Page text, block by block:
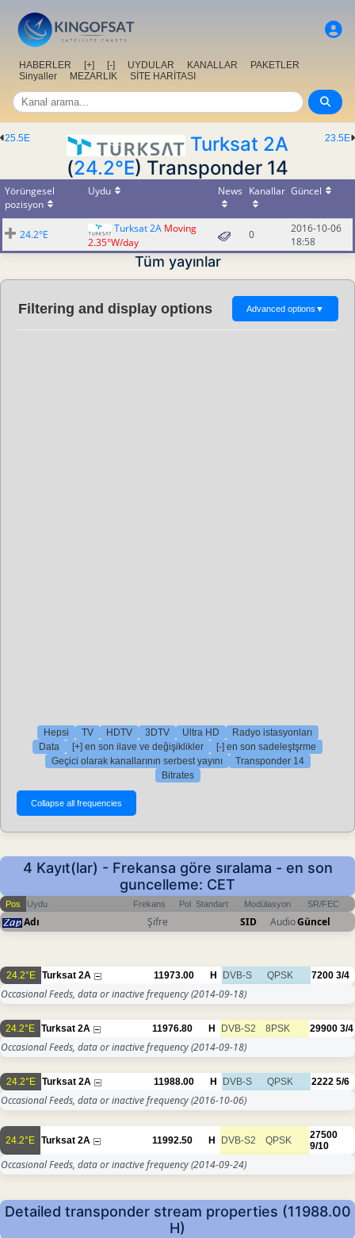
HABERLER [+] [-] UYDULAR KANALLAR
PAKETLER
Sinyaller
MEZARLIK SİTE HARİTASI
23.5E
25.5E
Turksat 2A
(24.2°E) Transponder 14
Yörüngesel
pozisyon
Uydu News Kanallar Güncel
24.2°E Turksat 2A Moving
2.35°W/day
0
2016-10-06
18:58
Tüm yayınlar
Filtering and display options Advanced options ▼
Hepsi TV HDTV 3DTV Ultra HD
Radyo istasyonları
Data
[+] en son ilave ve değişiklikler
[-] en son sadeleştşrme
Geçici olarak kanallarının serbest yayını
Transponder 14
Bitrates
4 Kayıt(lar) - Frekansa göre sıralama - en son
guncelleme: CET
Pos Uydu Frekans Pol Standart Modülasyon SR/FEC
Adı Şifre SID AudioGüncel
24.2°E Turksat 2A 11973.00 H DVB-S QPSK 7200 3/4
Occasional Feeds, data or inactive frequency(2014-09-18)
24.2°E Turksat 2A 11976.80 H DVB-S2 8PSK 29900 3/4
Occasional Feeds, data or inactive frequency(2014-09-18)
24.2°E Turksat 2A 11988.00 H DVB-S QPSK 2222 5/6
Occasional Feeds, data or inactive frequency(2016-10-06)
24.2°E Turksat 2A 11992.50 H DVB-S2 QPSK
27500
9/10
Occasional Feeds, data or inactive frequency(2014-09-24)
Detailed transponder stream properties (11988.00
H)